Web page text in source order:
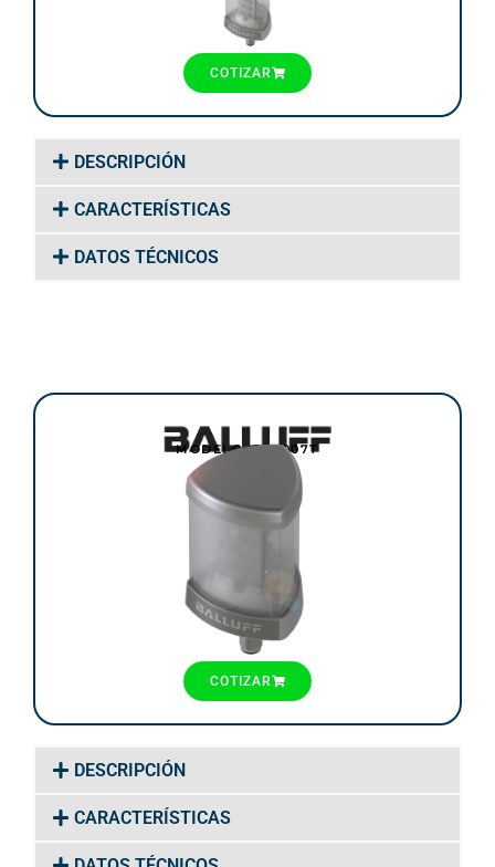
COTIZAR
DESCRIPCIÓN
CARACTERÍSTICAS
DATOS TÉCNICOS
MODELO: BNI007T
COTIZAR
DESCRIPCIÓN
CARACTERÍSTICAS